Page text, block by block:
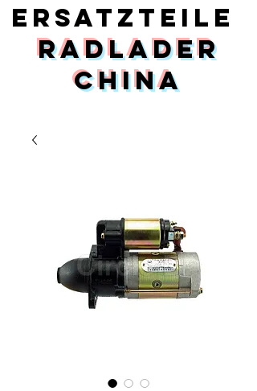
ERsatzteile
Radlader
China